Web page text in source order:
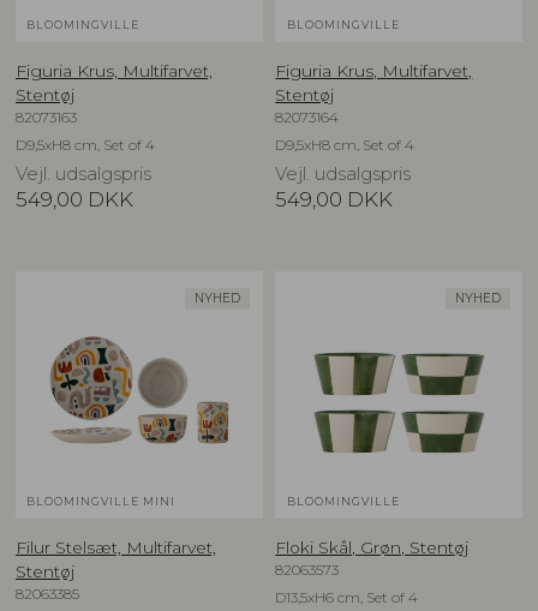
BLOOMINGVILLE
Figuria Krus, Multifarvet,
Stentøj
82073163
D9,5xH8 cm, Set of 4
Vejl. udsalgspris
549,00 DKK
BLOOMINGVILLE
Figuria Krus, Multifarvet,
Stentøj
82073164
D9,5xH8 cm, Set of 4
Vejl. udsalgspris
549,00 DKK
NYHED
BLOOMINGVILLE MINI
Filur Stelsæt, Multifarvet,
Stentøj
82063385
NYHED
BLOOMINGVILLE
Floki Skål, Grøn, Stentøj
82063573
D13,5xH6 cm, Set of 4